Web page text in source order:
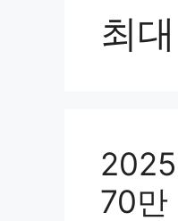
최
70만